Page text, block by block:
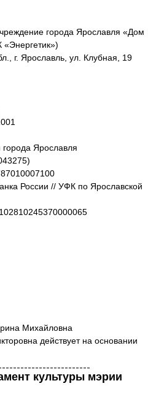
города Ярославля «Дом
«Энергетик»)
г. Ярославль, ул. Клубная, 19
Ярославля
России // УФК по Ярославской
Михайловна
действует на основании
культуры мэрии